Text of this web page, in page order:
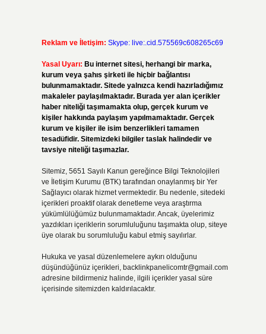
Reklam ve İletişim: Skype: live:.cid.575569c608265c69
Yasal Uyarı: Bu internet sitesi, herhangi bir marka,
kurum veya şahıs şirketi ile hiçbir bağlantısı
bulunmamaktadır. Sitede yalnızca kendi hazırladığımız
makaleler paylaşılmaktadır. Burada yer alan içerikler
haber niteliği taşımamakta olup, gerçek kurum ve
kişiler hakkında paylaşım yapılmamaktadır. Gerçek
kurum ve kişiler ile isim benzerlikleri tamamen
tesadüfidir. Sitemizdeki bilgiler taslak halindedir ve
tavsiye niteliği taşımazlar.
Sitemiz, 5651 Sayılı Kanun gereğince Bilgi Teknolojileri
ve İletişim Kurumu (BTK) tarafından onaylanmış bir Yer
Sağlayıcı olarak hizmet vermektedir. Bu nedenle, sitedeki
içerikleri proaktif olarak denetleme veya araştırma
yükümlülüğümüz bulunmamaktadır. Ancak, üyelerimiz
yazdıkları içeriklerin sorumluluğunu taşımakta olup, siteye
üye olarak bu sorumluluğu kabul etmiş sayılırlar.
Hukuka ve yasal düzenlemelere aykırı olduğunu
düşündüğünüz içerikleri, backlinkpanelicomtr@gmail.com
adresine bildirmeniz halinde, ilgili içerikler yasal süre
içerisinde sitemizden kaldırılacaktır.